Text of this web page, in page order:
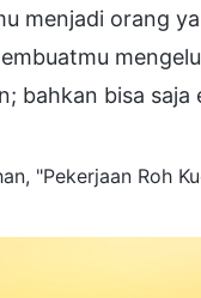
menjadi orang
bahkan bisa saja
"Pekerjaan Roh